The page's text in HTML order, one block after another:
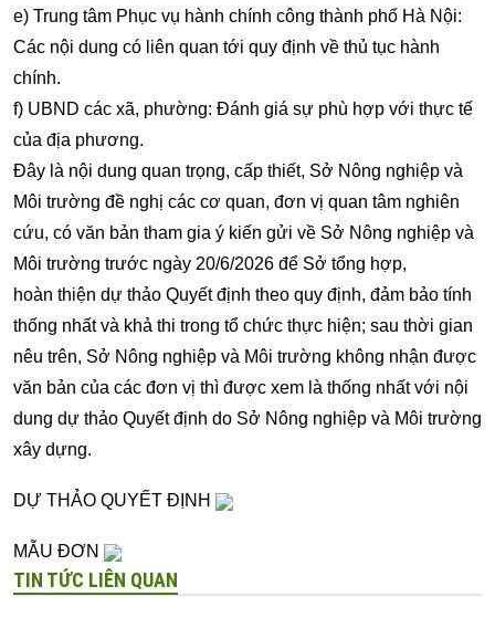
e) Trung tâm Phục vụ hành chính công thành phố Hà Nội:
Các nội dung có liên quan tới quy định về thủ tục hành
chính.
f) UBND các xã, phường: Đánh giá sự phù hợp với thực tế
của địa phương.
Đây là nội dung quan trọng, cấp thiết, Sở Nông nghiệp và
Môi trường đề nghị các cơ quan, đơn vị quan tâm nghiên
cứu, có văn bản tham gia ý kiến gửi về Sở Nông nghiệp và
Môi trường trước ngày 20/6/2026 để Sở tổng hợp,
hoàn thiện dự thảo Quyết định theo quy định, đảm bảo tính
thống nhất và khả thi trong tổ chức thực hiện; sau thời gian
nêu trên, Sở Nông nghiệp và Môi trường không nhận được
văn bản của các đơn vị thì được xem là thống nhất với nội
dung dự thảo Quyết định do Sở Nông nghiệp và Môi trường
xây dựng.
DỰ THẢO QUYẾT ĐỊNH
MẪU ĐƠN
TIN TỨC LIÊN QUAN